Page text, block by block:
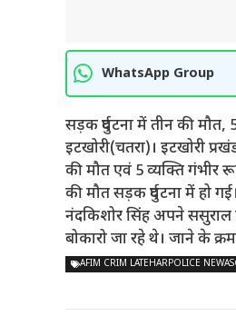
WhatsApp Group
सड़क दुर्घटना में तीन की मौत,
इटखोरी(चतरा)। इटखोरी
की मौत एवं 5 व्यक्ति गंभीर
की मौत सड़क दुर्घटना में हो
नंदकिशोर सिंह अपने ससुराल
बोकारो जा रहे थे। जाने के
AFIM CRIM LATEHARPOLICE